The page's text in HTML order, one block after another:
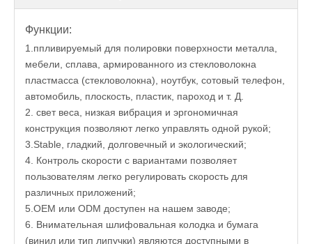
Функции:
1.ппливируемый для полировки поверхности металла,
мебели, сплава, армированного из стекловолокна
пластмасса (стекловолокна), ноутбук, сотовый телефон,
автомобиль, плоскость, пластик, пароход и т. Д.
2. свет веса, низкая вибрация и эргономичная
конструкция позволяют легко управлять одной рукой;
3.Stable, гладкий, долговечный и экологический;
4. Контроль скорости с вариантами позволяет
пользователям легко регулировать скорость для
различных приложений;
5.OEM или ODM доступен на нашем заводе;
6. Внимательная шлифовальная колодка и бумага
(винил или тип липучки) являются доступными в